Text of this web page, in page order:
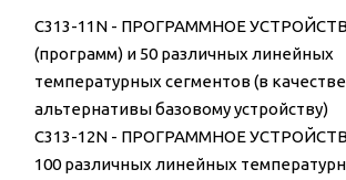
C313-11N - ПРОГРАММНОЕ
(программ) и 50 различных линейных
температурных сегментов (в качестве
альтернативы базовому устройству)
C313-12N - ПРОГРАММНОЕ
100 различных линейных